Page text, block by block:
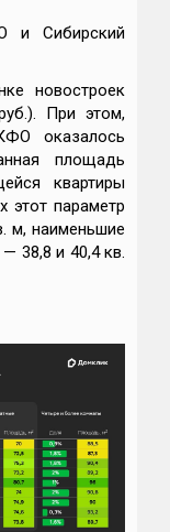
и Сибирский
новостроек
При этом,
оказалось
площадь
квартиры
этот параметр
м, наименьшие
38,8 и 40,4 кв.